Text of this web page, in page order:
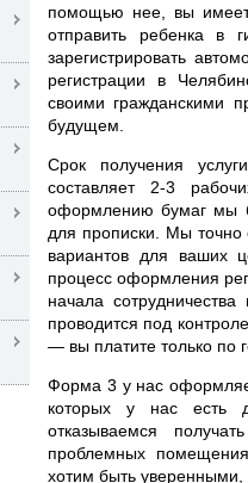
помощью нее, вы
отправить ребенка в
зарегистрировать
регистрации в
своими гражданскими
будущем.
Срок получения
составляет 2-3
оформлению бумаг мы
для прописки. Мы
вариантов для ваших
процесс оформления
начала
проводится под
— вы платите только по
Форма 3 у нас
которых у нас есть
отказываемся
проблемных
хотим быть уверенными,